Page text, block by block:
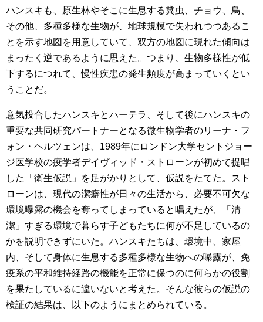
ハンスキも、原生林やそこに生息する糞虫、チョウ、鳥、
その他、多種多様な生物が、地球規模で失われつつあるこ
とを示す地図を用意していて、双方の地図に現れた傾向は
まったく逆であるように思えた。つまり、生物多様性が低
下するにつれて、慢性疾患の発生頻度が高まっていくとい
うことだ。
意気投合したハンスキとハーテラ、そして後にハンスキの
重要な共同研究パートナーとなる微生物学者のリーナ・フ
ォン・ヘルツェンは、1989年にロンドン大学セントジョー
ジ医学校の疫学者デイヴィッド・ストローンが初めて提唱
した「衛生仮説」を足がかりとして、仮説をたてた。スト
ローンは、現代の潔癖性が日々の生活から、必要不可欠な
環境曝露の機会を奪ってしまっていると唱えたが、「清
潔」すぎる環境で暮らす子どもたちに何が不足しているの
かを説明できずにいた。ハンスキたちは、環境中、家屋
内、そして身体に生息する多種多様な生物への曝露が、免
疫系の平和維持経路の機能を正常に保つのに何らかの役割
を果たしているに違いないと考えた。そんな彼らの仮説の
検証の結果は、以下のようにまとめられている。